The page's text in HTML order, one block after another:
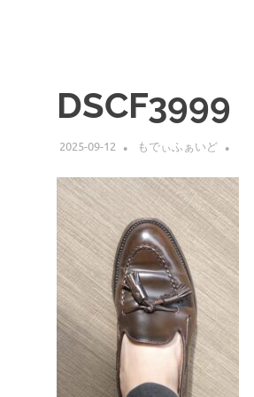
DSCF3999
2025-09-12 もでぃふぁいど